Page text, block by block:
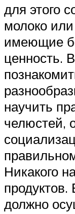
для этого
молоко
имеющие
ценность.
научить
челюстей,
Никакого
должно